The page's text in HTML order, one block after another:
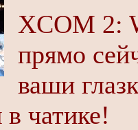
XCOM 2:
прямо
ваши
чатике!